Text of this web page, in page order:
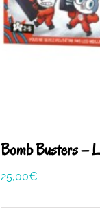
Bomb Busters –
25,00€